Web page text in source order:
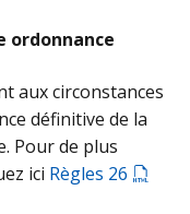
ordonnance
aux circonstances
définitive de la
Pour de plus
ici Règles 26